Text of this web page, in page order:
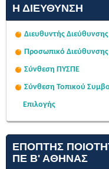
Η ΔΙΕΎΘΥΝΣΗ
Διευθυντής Διεύθυνσης
Προσωπικό Διεύθυνσης
Σύνθεση ΠΥΣΠΕ
Σύνθεση Τοπικού
Επιλογής
ΕΠΌΠΤΗΣ
ΠΕ Β' ΑΘΉΝΑΣ